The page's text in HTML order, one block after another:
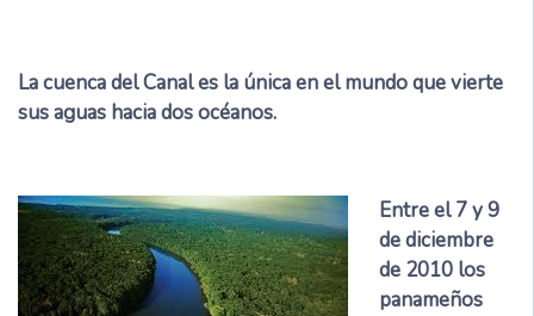
La cuenca del Canal es la única en el mundo que vierte
sus aguas hacia dos océanos.
Entre el 7 y 9
de diciembre
de 2010 los
panameños